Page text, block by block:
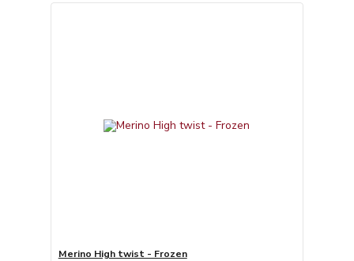
Merino High twist - Frozen